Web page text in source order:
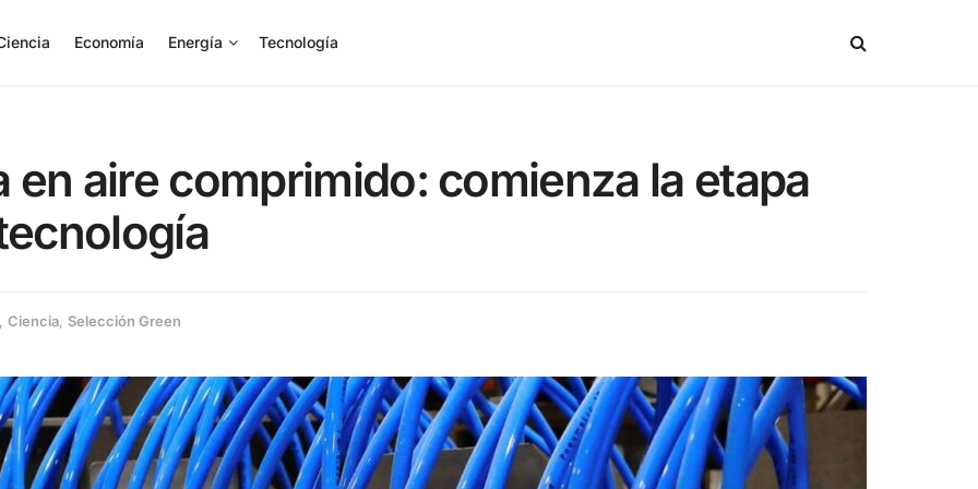
Economía Energía Tecnología
en aire comprimido: comienza la etapa
, Ciencia, Selección Green